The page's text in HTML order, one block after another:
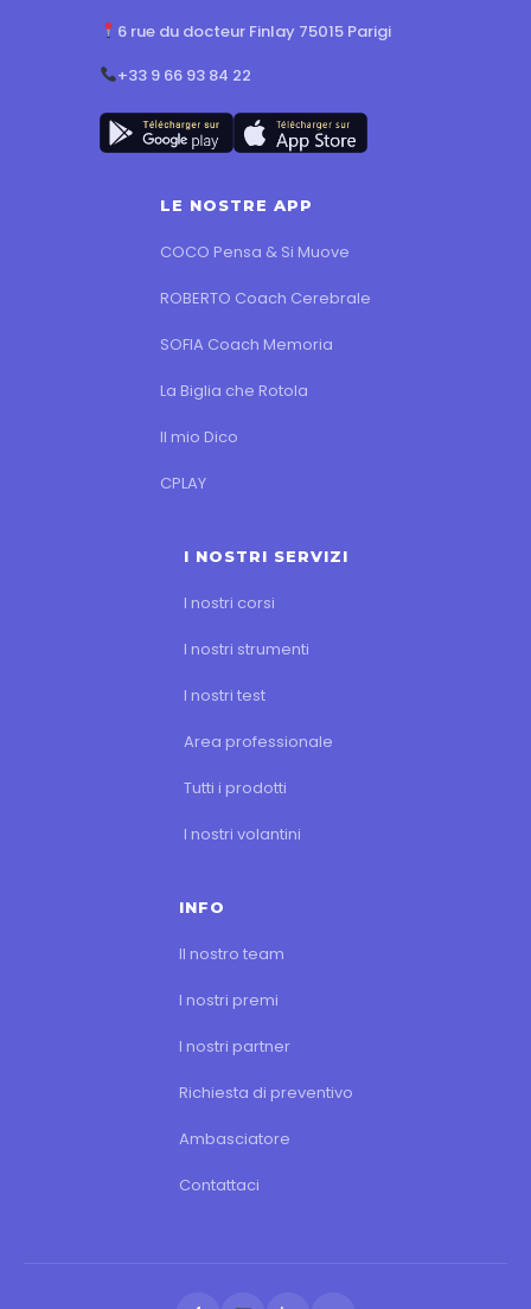
6 rue du docteur Finlay 75015 Parigi
+33 9 66 93 84 22
LE NOSTRE APP
COCO Pensa & Si Muove
ROBERTO Coach Cerebrale
SOFIA Coach Memoria
La Biglia che Rotola
Il mio Dico
CPLAY
I NOSTRI SERVIZI
I nostri corsi
I nostri strumenti
I nostri test
Area professionale
Tutti i prodotti
I nostri volantini
INFO
Il nostro team
I nostri premi
I nostri partner
Richiesta di preventivo
Ambasciatore
Contattaci